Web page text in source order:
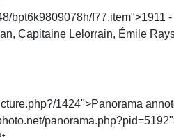
bpt6k9809078h/f77.item">1911 -
Capitaine Lelorrain, Émile
1424">Panorama